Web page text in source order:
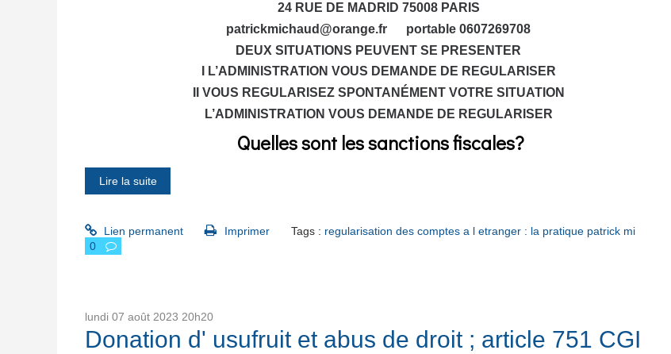
24 RUE DE MADRID 75008 PARIS
patrickmichaud@orange.fr portable 0607269708
DEUX SITUATIONS PEUVENT SE PRESENTER
I L’ADMINISTRATION VOUS DEMANDE DE REGULARISER
II VOUS REGULARISEZ SPONTANÉMENTVOTRE SITUATION
L’ADMINISTRATION VOUS DEMANDE DE REGULARISER
Quelles sont les sanctions fiscales?
Lire la suite
Lien permanent Imprimer Tags : regularisation des comptes a l etranger : la pratique patrick mi
0
lundi 07 août 2023 20h20
Donation d' usufruit et abus de droit ; article 751 CGI